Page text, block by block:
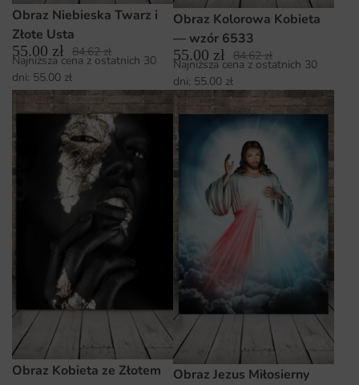
Obraz Niebieska Twarz i
Złote Usta
55.00 zł 84.62zł
Najniższa cena z ostatnich 30
dni: 55.00 zł
Obraz Kolorowa Kobieta
— wzór 6533
55.00 zł 84.62zł
Najniższa cena z ostatnich 30
dni: 55.00 zł
Obraz Kobieta ze Złotem Obraz Jezus Miłosierny